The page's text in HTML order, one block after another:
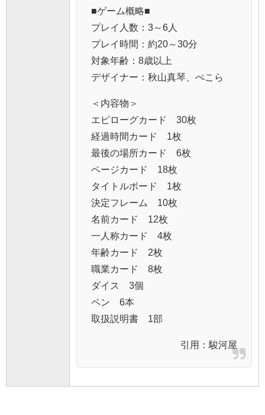
■ゲーム概略■
プレイ人数：3～6人
プレイ時間：約20～30分
対象年齢：8歳以上
デザイナー：秋山真琴、ぺこら
＜内容物＞
エピローグカード 30枚
経過時間カード 1枚
最後の場所カード 6枚
ページカード 18枚
タイトルボード 1枚
決定フレーム 10枚
名前カード 12枚
一人称カード 4枚
年齢カード 2枚
職業カード 8枚
ダイス 3個
ペン 6本
取扱説明書 1部
引用： 駿河屋